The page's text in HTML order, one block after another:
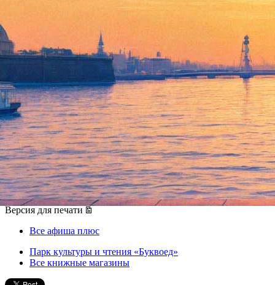
Творческая встреча со
Светланой Кармалитой в
"Буквоеде"
24 марта 2014, понедельник,19.00
Версия для печати
Все афиша плюс
Парк культуры и чтения «Буквоед»
Все книжные магазины